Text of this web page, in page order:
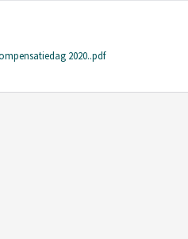
2020..pdf